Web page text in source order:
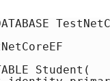
Student(